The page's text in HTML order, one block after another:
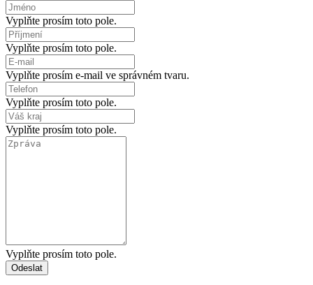
Vyplňte prosím toto pole.
Vyplňte prosím toto pole.
Vyplňte prosím e-mail ve správném tvaru.
Vyplňte prosím toto pole.
Vyplňte prosím toto pole.
Vyplňte prosím toto pole.
Odeslat